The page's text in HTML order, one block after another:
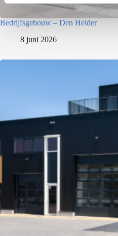
Bedrijfsgebouw – Den Helder
8 juni 2026